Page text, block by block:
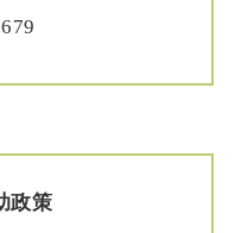
政策